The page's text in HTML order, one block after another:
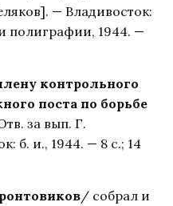
— Владивосток:
полиграфии, 1944. —
контрольного
поста по борьбе
за вып. Г.
б. и., 1944. — 8 с.; 14
/ собрал и